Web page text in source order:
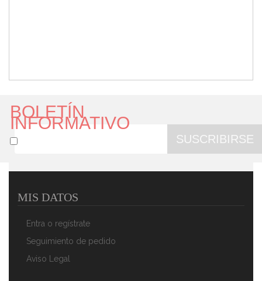
BOLETÍN
INFORMATIVO
SUSCRIBIRSE
MIS DATOS
Entra o regístrate
Seguimiento de pedido
Aviso Legal